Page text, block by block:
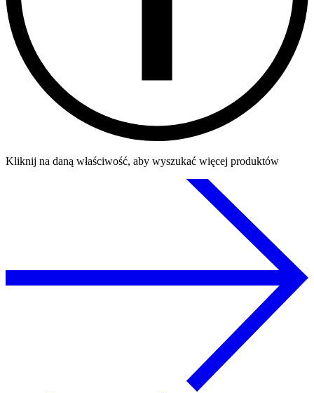
Kliknij na daną właściwość, aby wyszukać więcej produktów